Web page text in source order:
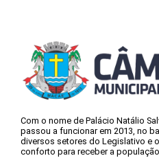
Com o nome de Palácio Natálio
passou a funcionar em 2013, no
diversos setores do Legislativo e
conforto para receber a